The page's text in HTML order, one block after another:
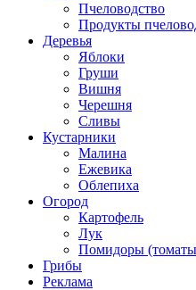
Пчеловодство
Продукты
Деревья
Яблоки
Груши
Вишня
Черешня
Сливы
Кустарники
Малина
Ежевика
Облепиха
Огород
Картофель
Лук
Помидоры
Грибы
Реклама